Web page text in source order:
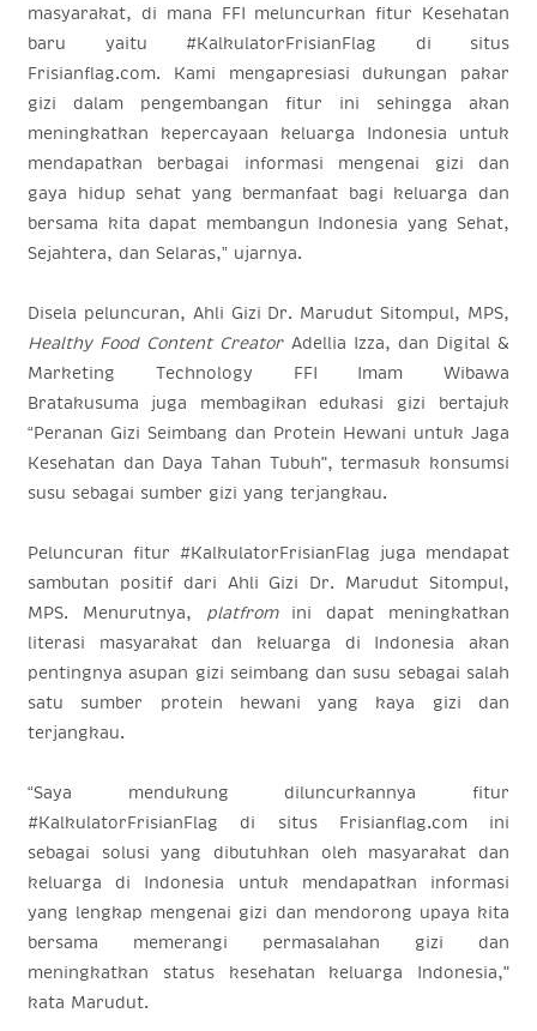
masyarakat, di mana FFI meluncurkan fitur Kesehatan
baru yaitu #KalkulatorFrisianFlag di situs
Frisianflag.com. Kami mengapresiasi dukungan pakar
gizi dalam pengembangan fitur ini sehingga akan
meningkatkan kepercayaan keluarga Indonesia untuk
mendapatkan berbagai informasi mengenai gizi dan
gaya hidup sehat yang bermanfaat bagi keluarga dan
bersama kita dapat membangun Indonesia yang Sehat,
Sejahtera, dan Selaras,” ujarnya.
Disela peluncuran, Ahli Gizi Dr. Marudut Sitompul, MPS,
Healthy Food Content Creator Adellia Izza, dan Digital &
Marketing Technology FFI Imam Wibawa
Bratakusuma
juga membagikan edukasi gizi bertajuk
“Peranan Gizi Seimbang dan Protein Hewani untuk Jaga
Kesehatan dan Daya Tahan Tubuh", termasuk konsumsi
susu sebagai sumber gizi yang terjangkau.
Peluncuran fitur #KalkulatorFrisianFlag juga mendapat
sambutan positif dari Ahli Gizi Dr. Marudut Sitompul,
MPS. Menurutnya,
platfromini dapat meningkatkan
literasi masyarakat dan keluarga di Indonesia akan
pentingnya asupan gizi seimbang dan susu sebagai salah
satu sumber protein hewani yang kaya gizi dan
terjangkau.
“Saya mendukung diluncurkannya fitur
#KalkulatorFrisianFlag di situs Frisianflag.com ini
sebagai solusi yang dibutuhkan oleh masyarakat dan
keluarga di Indonesia untuk mendapatkan informasi
yang lengkap mengenai gizi dan mendorong upaya kita
bersama memerangi permasalahan gizi dan
meningkatkan status kesehatan keluarga Indonesia,"
kata Marudut.